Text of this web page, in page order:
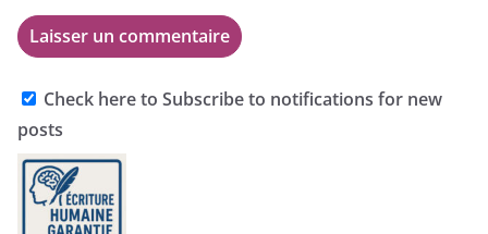
Check here to Subscribe to notifications for new
posts